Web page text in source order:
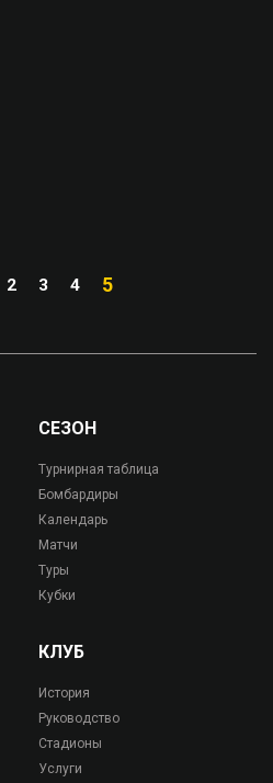
2 3 4 5
СЕЗОН
Турнирная таблица
Бомбардиры
Календарь
Матчи
Туры
Кубки
КЛУБ
История
Руководство
Стадионы
Услуги